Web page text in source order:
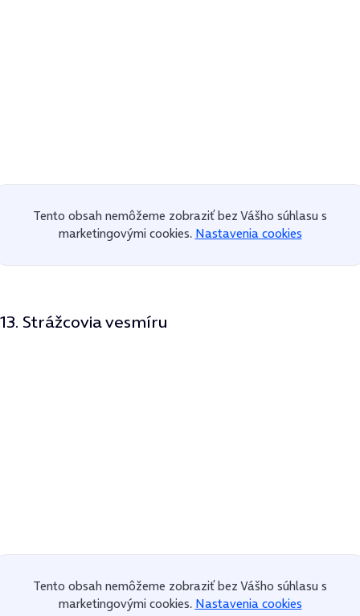
Tento obsah nemôžeme zobraziť bez Vášho súhlasu s
marketingovými cookies. Nastavenia cookies
13. Strážcovia vesmíru
Tento obsah nemôžeme zobraziť bez Vášho súhlasu s
marketingovými cookies. Nastavenia cookies